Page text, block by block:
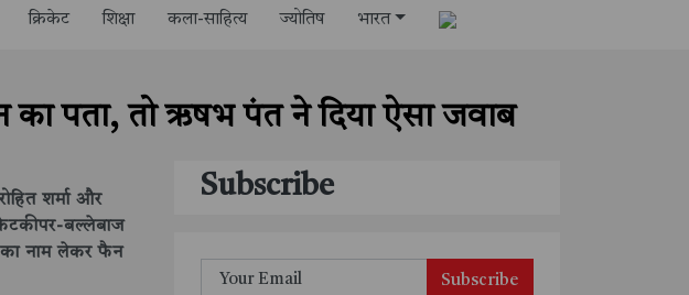
क्रिकेट शिक्षा कला-साहित्य ज्योतिष भारत
का पता, तो ऋषभ पंत ने दिया ऐसा जवाब
शर्मा और
बल्लेबाज
का नाम लेकर फैन
Subscribe
Subscribe